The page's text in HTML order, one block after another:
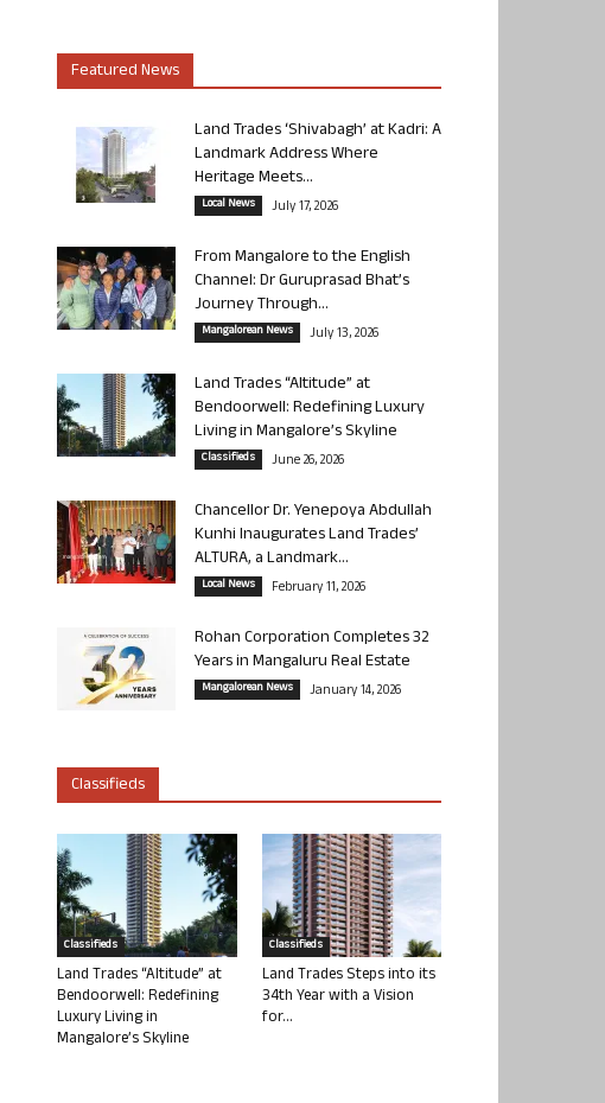
Featured News
Land Trades ‘Shivabagh’ at Kadri: A
Landmark Address Where
Heritage Meets...
Local News July 17, 2026
From Mangalore to the English
Channel: Dr Guruprasad Bhat’s
Journey Through...
Mangalorean News July 13, 2026
Land Trades “Altitude” at
Bendoorwell: Redefining Luxury
Living in Mangalore’s Skyline
Classifieds June 26, 2026
Chancellor Dr. Yenepoya Abdullah
Kunhi Inaugurates Land Trades’
ALTURA, a Landmark...
Local News February 11, 2026
Rohan Corporation Completes 32
Years in Mangaluru Real Estate
Mangalorean News January 14, 2026
Classifieds
Classifieds
Land Trades “Altitude” at
Bendoorwell: Redefining
Luxury Living in
Mangalore’s Skyline
Classifieds
Land Trades Steps into its
34th Year with a Vision
for...